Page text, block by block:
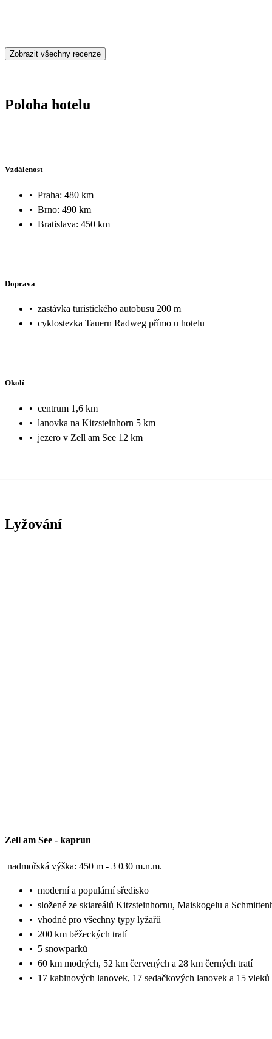
Zobrazit všechny recenze
Poloha hotelu
Vzdálenost
• Praha: 480 km
• Brno: 490 km
• Bratislava: 450 km
Doprava
• zastávka turistického autobusu 200 m
• cyklostezka Tauern Radweg přímo u hotelu
Okolí
• centrum 1,6 km
• lanovka na Kitzsteinhorn 5 km
• jezero v Zell am See 12 km
Lyžování
Zell am See - kaprun
nadmořská výška: 450 m - 3 030 m.n.m.
• moderní a populární sředisko
• složené ze skiareálů Kitzsteinhornu, Maiskogelu a
• vhodné pro všechny typy lyžařů
• 200 km běžeckých tratí
• 5 snowparků
• 60 km modrých, 52 km červených a 28 km černých tratí
• 17 kabinových lanovek, 17 sedačkových lanovek a 15 vleků